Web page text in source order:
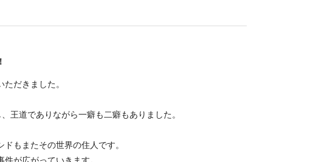
だきました。
王道でありながら一癖も二癖もありました。
もまたその世界の住人です。
が広がっていきます。